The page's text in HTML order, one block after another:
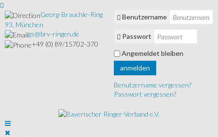
Georg-Brauchle-Ring
93, München
gs@brv-ringen.de
+49 (0) 89/15702-370
Benutzername
Passwort
Angemeldet bleiben
anmelden
Benutzername vergessen?
Passwort vergessen?